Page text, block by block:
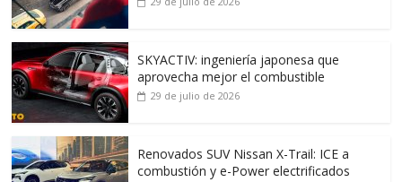
SKYACTIV: ingeniería japonesa que
aprovecha mejor el combustible
29 de julio de 2026
Renovados SUV Nissan X-Trail: ICE a
combustión y e-Power electrificados